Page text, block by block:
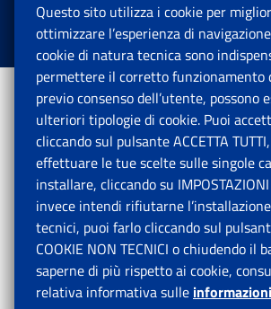
Istituto Nazionale
Tutti i diritti riservati.
Questo sito utilizza i cookie per
ottimizzare l’esperienza di
cookie di natura tecnica sono
permettere il corretto funzionamento
previo consenso dell’utente, possono
ulteriori tipologie di cookie. Puoi
cliccando sul pulsante ACCETTA
effettuare le tue scelte sulle singole
installare, cliccando su IMPOSTAZIONI
invece intendi rifiutarne
tecnici, puoi farlo cliccando sul
COOKIE NON TECNICI o chiudendo il
saperne di più rispetto ai cookie,
relativa informativa sulle